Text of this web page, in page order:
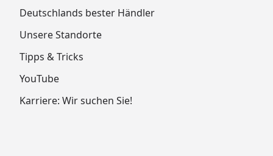
Deutschlands bester Händler
Unsere Standorte
Tipps & Tricks
YouTube
Karriere: Wir suchen Sie!